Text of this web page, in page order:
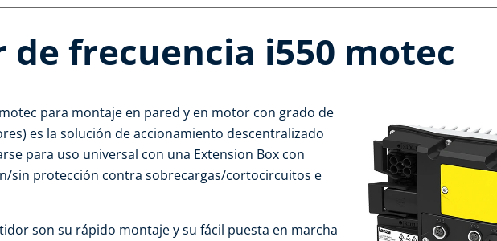
frecuencia i550 motec
para montaje en pared y en motor con grado de
es la solución de accionamiento descentralizado
para uso universal con una Extension Box con
sin protección contra sobrecargas/cortocircuitos e
son su rápido montaje y su fácil puesta en marcha